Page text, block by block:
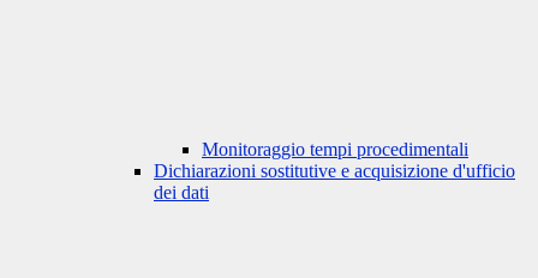
Monitoraggio tempi procedimentali
Dichiarazioni sostitutive e acquisizione d'ufficio
dei dati